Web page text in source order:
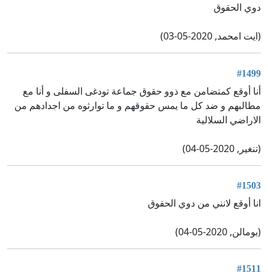
دوي الحقوق
(ايت امحمد, 2020-05-03)
#1499
أنا أوقع كمتضامن مع ذوو حقوق جماعة تودغى السفلى و أنا مع
مطالبهم و ضد كل ما يمس حقوقهم و ما توارثوه من اجدادهم من
الاراضي السلالية
(تنغير, 2020-05-04)
#1503
انا أوقع لانني من دوي الحقوق
(بومالن, 2020-05-04)
#1511